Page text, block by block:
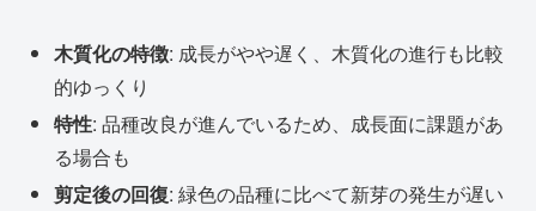
木質化の特徴: 成長がやや遅く、木質化の進行も比較
的ゆっくり
特性: 品種改良が進んでいるため、成長面に課題があ
る場合も
剪定後の回復: 緑色の品種に比べて新芽の発生が遅い